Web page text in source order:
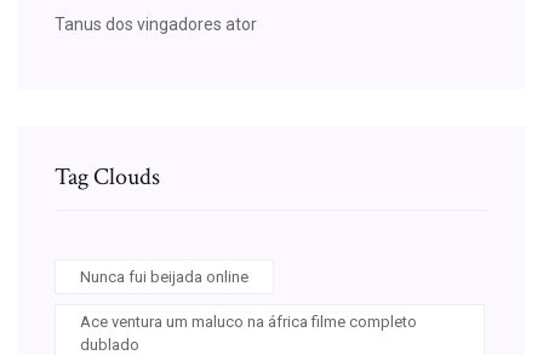
Tanus dos vingadores ator
Tag Clouds
Nunca fui beijada online
Ace ventura um maluco na áfrica filme completo
dublado